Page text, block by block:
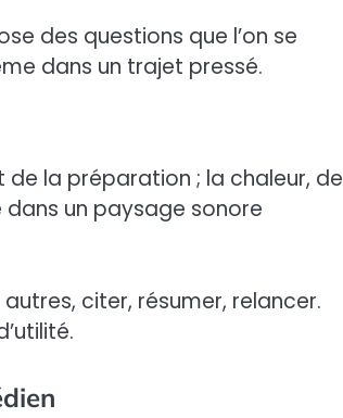
des questions que l’on se
dans un trajet pressé.
de la préparation ; la chaleur, de
dans un paysage sonore
citer, résumer, relancer.